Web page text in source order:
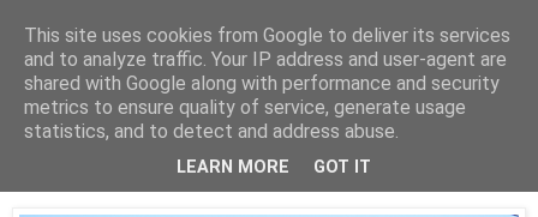
Está de pinga
14/11/21
This site uses cookies from Google to deliver its services
and to analyze traffic. Your IP address and user-agent are
shared with Google along with performance and security
metrics to ensure quality of service, generate usage
statistics, and to detect and address abuse.
LEARN MORE GOT IT